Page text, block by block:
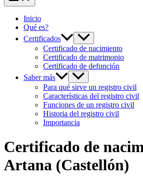
Inicio
Qué es?
Certificados
Certificado de nacimiento
Certificado de matrimonio
Certificado de defunción
Saber más
Para qué sirve un registro civil
Características del registro civil
Funciones de un registro civil
Historia del registro civil
Importancia
Certificado de
Artana (Castellón)